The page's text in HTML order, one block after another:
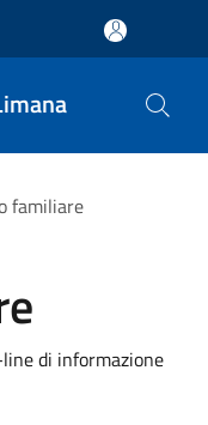
familiare
di informazione